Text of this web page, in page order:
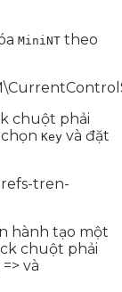
MiniNT theo
chuột phải
chọn Key và đặt
hành tạo một
chuột phải
và